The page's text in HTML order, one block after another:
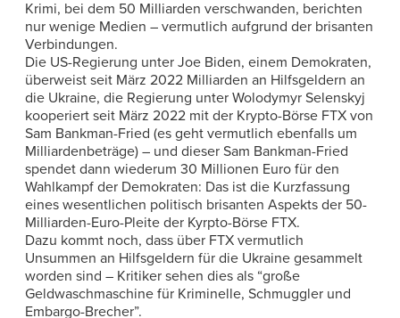
Krimi, bei dem 50 Milliarden verschwanden, berichten
nur wenige Medien – vermutlich aufgrund der brisanten
Verbindungen.
Die US-Regierung unter Joe Biden, einem Demokraten,
überweist seit März 2022 Milliarden an Hilfsgeldern an
die Ukraine, die Regierung unter Wolodymyr Selenskyj
kooperiert seit März 2022 mit der Krypto-Börse FTX von
Sam Bankman-Fried (es geht vermutlich ebenfalls um
Milliardenbeträge) – und dieser Sam Bankman-Fried
spendet dann wiederum 30 Millionen Euro für den
Wahlkampf der Demokraten: Das ist die Kurzfassung
eines wesentlichen politisch brisanten Aspekts der 50-
Milliarden-Euro-Pleite der Kyrpto-Börse FTX.
Dazu kommt noch, dass über FTX vermutlich
Unsummen an Hilfsgeldern für die Ukraine gesammelt
worden sind – Kritiker sehen dies als “große
Geldwaschmaschine für Kriminelle, Schmuggler und
Embargo-Brecher”.